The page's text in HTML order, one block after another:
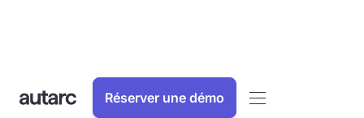
Réserver une démo